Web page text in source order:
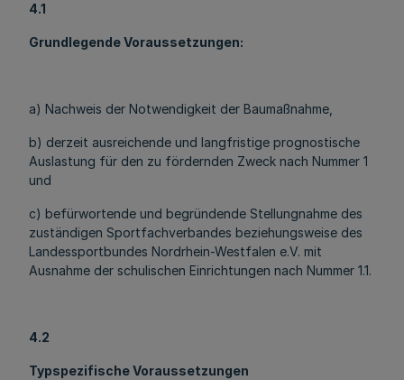
4.1
Grundlegende Voraussetzungen:
a) Nachweis der Notwendigkeit der Baumaßnahme,
b) derzeit ausreichende und langfristige prognostische
Auslastung für den zu fördernden Zweck nach Nummer 1
und
c) befürwortende und begründende Stellungnahme des
zuständigen Sportfachverbandes beziehungsweise des
Landessportbundes Nordrhein-Westfalen e.V. mit
Ausnahme der schulischen Einrichtungen nach Nummer 1.1.
4.2
Typspezifische Voraussetzungen